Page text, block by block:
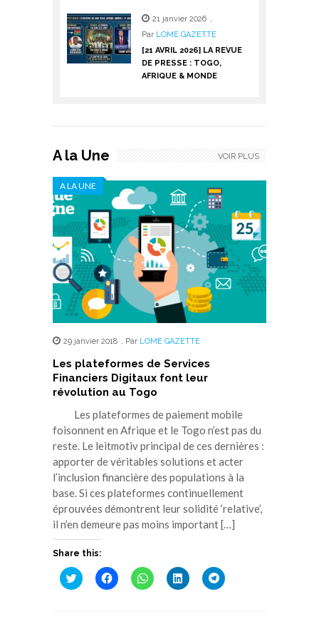
21 janvier 2026 ,
Par LOME GAZETTE
[21 AVRIL 2026] LA REVUE
DE PRESSE : TOGO,
AFRIQUE & MONDE
A la Une
A LA UNE
29 janvier 2018 , Par LOME GAZETTE
Les plateformes de Services
Financiers Digitaux font leur
révolution au Togo
Les plateformes de paiement mobile
foisonnent en Afrique et le Togo n’est pas du
reste. Le leitmotiv principal de ces dernières :
apporter de véritables solutions et acter
l’inclusion financière des populations à la
base. Si ces plateformes continuellement
éprouvées démontrent leur solidité ‘relative’,
il n’en demeure pas moins important […]
Share this:
Cliquez
pour
Cliquez
pour
Cliquez
pour
Cliquez
pour
Cliquez
pour
VOIR PLUS